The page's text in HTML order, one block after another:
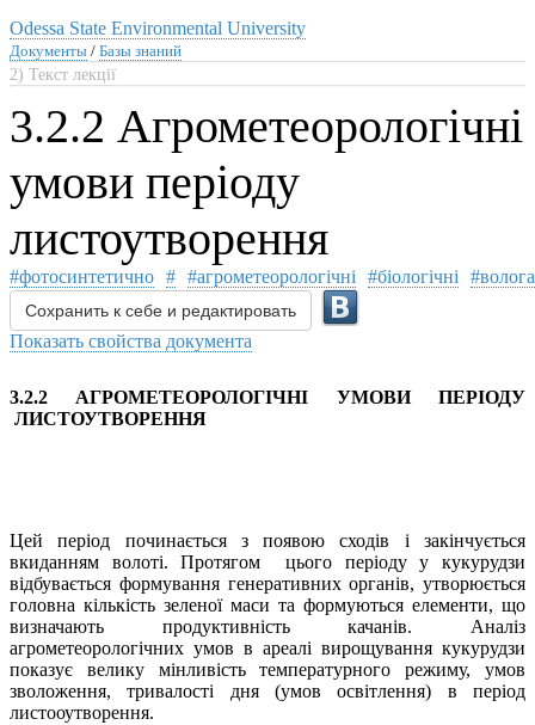
Odessa State Environmental University
Документы / Базы знаний
2) Текст лекції
3.2.2 Агрометеорологічні
умови періоду
листоутворення
#фотосинтетично # #агрометеорологічні #біологічні #волога
Сохранить к себе и редактировать
Показать свойства документа
3.2.2 АГРОМЕТЕОРОЛОГІЧНІ УМОВИ ПЕРІОДУ
ЛИСТОУТВОРЕННЯ
Цей період починається з появою сходів і закінчується
вкиданням волоті. Протягом цього періоду у кукурудзи
відбувається формування генеративних органів, утворюється
головна кількість зеленої маси та формуються елементи, що
визначають продуктивність качанів. Аналіз
агрометеорологічних умов в ареалі вирощування кукурудзи
показує велику мінливість температурного режиму, умов
зволоження, тривалості дня (умов освітлення) в період
листооутворення.